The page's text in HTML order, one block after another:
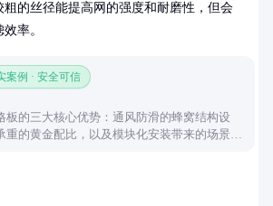
粗的丝径能提高网的强度和耐磨性，但会
率。
案例 · 安全可信
板的三大核心优势：通风防滑的蜂窝结构设
重的黄金配比，以及模块化安装带来的场景适